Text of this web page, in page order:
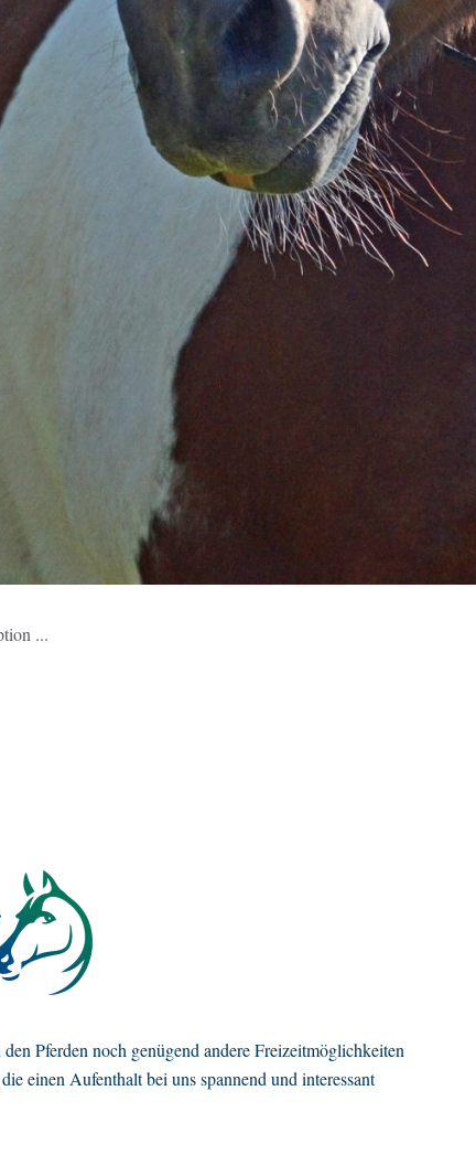
...
Pferden noch genügend andere Freizeitmöglichkeiten
einen Aufenthalt bei uns spannend und interessant